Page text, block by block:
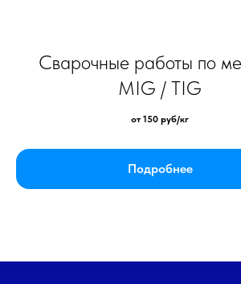
Сварочные работы по
MIG / TIG
от 150 руб/кг
Подробнее